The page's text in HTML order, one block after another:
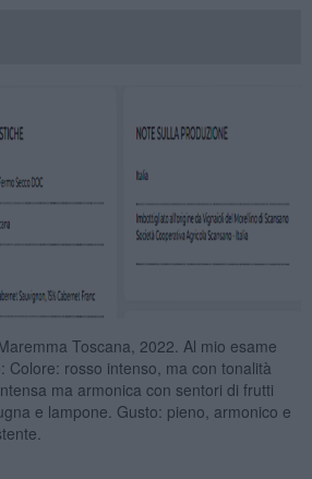
Toscana, 2022. Al mio esame
Colore: rosso intenso, ma con tonalità
ma armonica con sentori di frutti
e lampone. Gusto: pieno, armonico e